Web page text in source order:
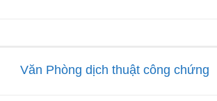
Văn Phòng dịch thuật công chứng